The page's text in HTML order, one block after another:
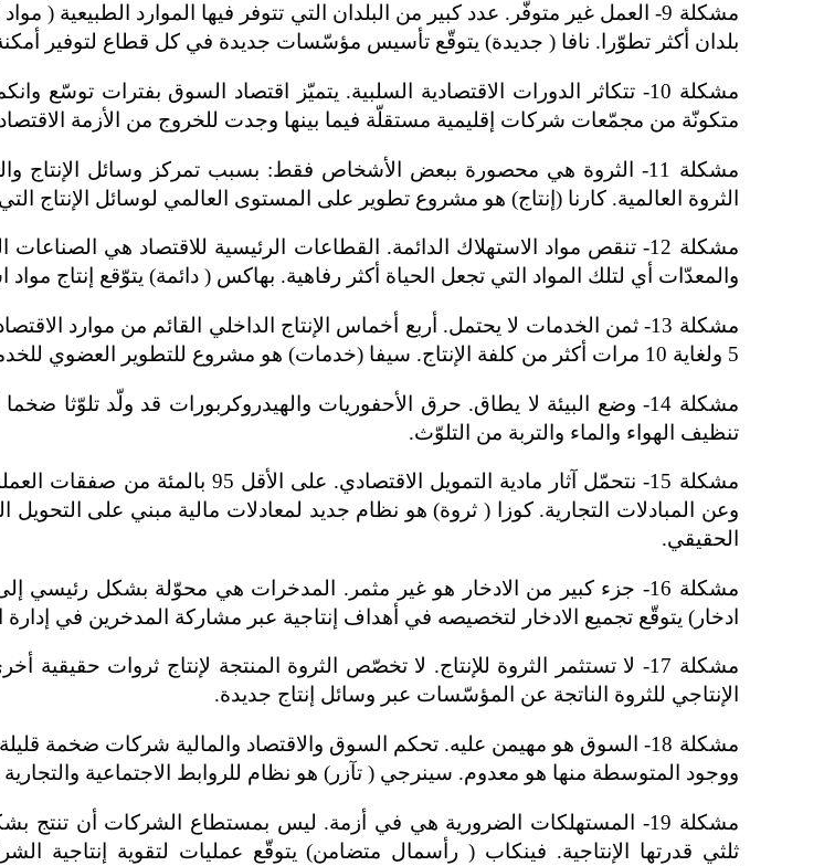
مشكلة 9- العمل غير متوفّر. عدد كبير من البلدان التي تتوفر فيها الموارد
بلدان أكثر تطوّرا. نافا ( جديدة) يتوقّع تأسيس مؤسّسات جديدة في كل قطاع لتوفير
مشكلة 10- تتكاثر الدورات الاقتصادية السلبية. يتميّز اقتصاد السوق بفترات
متكونّة من مجمّعات شركات إقليمية مستقلّة فيما بينها وجدت للخروج من الأزمة
الثروة العالمية. كارنا (إنتاج) هو مشروع تطوير على المستوى العالمي لوسائل الإنتاج
مشكلة 12- تنقص مواد الاستهلاك الدائمة. القطاعات الرئيسية للاقتصاد هي
والمعدّات أي لتلك المواد التي تجعل الحياة أكثر رفاهية. بهاكس ( دائمة) يتوّقع إنتاج
5 ولغاية 10 مرات أكثر من كلفة الإنتاج. سيفا (خدمات) هو مشروع للتطوير العضوي للخدمات الخاصة بالمؤسّسات وبالأفراد لتخفيض الكلفة والأسعار.
مشكلة 14- وضع البيئة لا يطاق. حرق الأحفوريات والهيدروكربورات قد ولّد تلوّثا
تنظيف الهواء والماء والتربة من التلوّث.
مشكلة 15- نتحمّل آثار مادية التمويل
وعن المبادلات التجارية. كوزا ( ثروة) هو نظام جديد لمعادلات مالية مبني على التحويل
الحقيقي.
مشكلة 16- جزء كبير من الادخار هو غير مثمر. المدخرات هي محوّلة بشكل
ادخار) يتوقّع تجميع الادخار لتخصيصه في أهداف إنتاجية عبر مشاركة المدخرين في
مشكلة 17- لا تستثمر الثروة للإنتاج. لا تخصّص الثروة المنتجة لإنتاج ثروات
الإنتاجي للثروة الناتجة عن المؤسّسات عبر وسائل إنتاج جديدة.
مشكلة 18- السوق هو مهيمن عليه. تحكم السوق والاقتصاد والمالية شركات
ووجود المتوسطة منها هو معدوم. سينرجي ( تآزر) هو نظام للروابط الاجتماعية
مشكلة 19- المستهلكات الضرورية هي في أزمة. ليس بمستطاع الشركات أن
ثلثي قدرتها الإنتاجية. فينكاب ( رأسمال متضامن) يتوقّع عمليات لتقوية إنتاجية